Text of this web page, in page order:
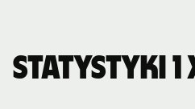
Statystyki 1